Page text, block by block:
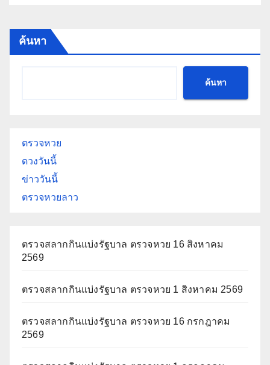
ค้นหา
ค้นหา
ตรวจหวย
ดวงวันนี้
ข่าววันนี้
ตรวจหวยลาว
ตรวจสลากกินแบ่งรัฐบาล ตรวจหวย 16 สิงหาคม
2569
ตรวจสลากกินแบ่งรัฐบาล ตรวจหวย 1 สิงหาคม 2569
ตรวจสลากกินแบ่งรัฐบาล ตรวจหวย 16 กรกฎาคม
2569